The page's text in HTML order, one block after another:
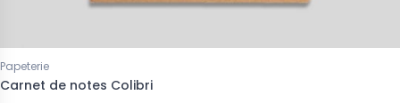
Papeterie
Carnet de notes Colibri